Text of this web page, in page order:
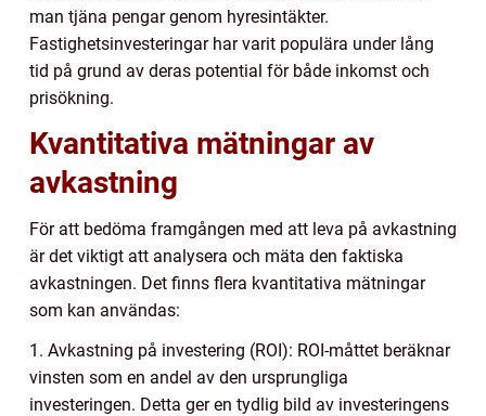
man tjäna pengar genom hyresintäkter.
Fastighetsinvesteringar har varit populära under lång
tid på grund av deras potential för både inkomst och
prisökning.
Kvantitativa mätningar av
avkastning
För att bedöma framgången med att leva på avkastning
är det viktigt att analysera och mäta den faktiska
avkastningen. Det finns flera kvantitativa mätningar
som kan användas:
1. Avkastning på investering (ROI): ROI-måttet beräknar
vinsten som en andel av den ursprungliga
investeringen. Detta ger en tydlig bild av investeringens